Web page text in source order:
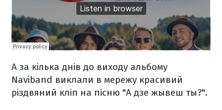
А за кілька днів до виходу альбому
Naviband виклали в мережу красивий
різдвяний кліп на пісню "А дзе жывеш ты?".